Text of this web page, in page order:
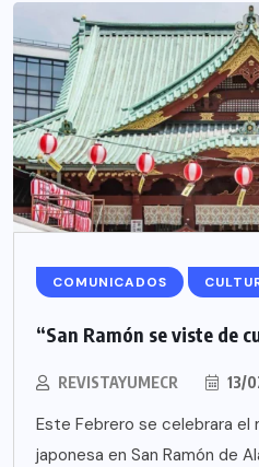
COMUNICADOS
“San Ramón se viste de
REVISTAYUMECR 13/
Este Febrero se celebrara el
japonesa en San Ramón de